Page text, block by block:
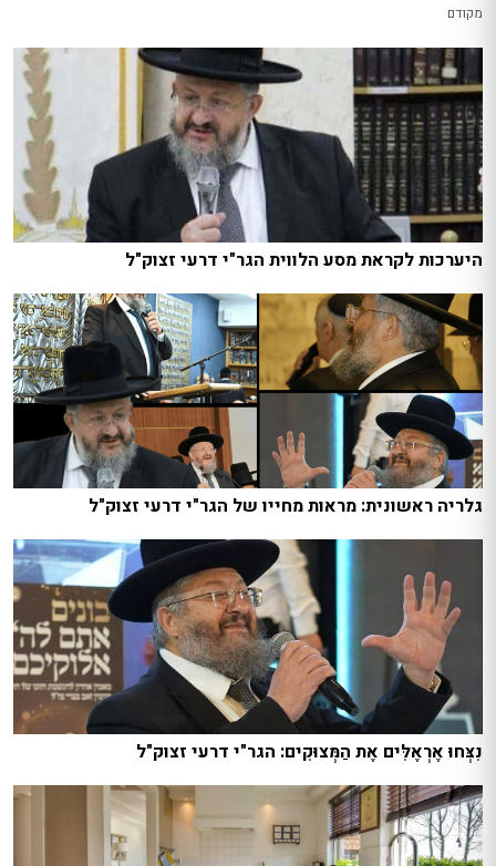
מקודם
היערכות לקראת מסע הלווית הגר"י דרעי זצוק"ל
גלריה ראשונית: מראות מחייו של הגר"י דרעי זצוק"ל
נִצְּחוּ אֶרְאֶלִּים אֶת הַמְּצוּקִים: הגר"י דרעי זצוק"ל